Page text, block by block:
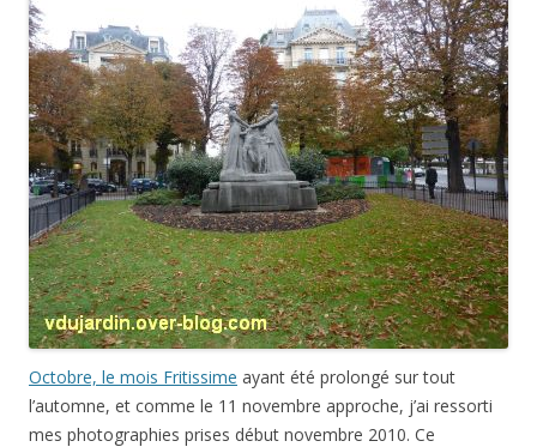
Octobre, le mois Fritissime ayant été prolongé sur tout
l’automne, et comme le 11 novembre approche, j’ai ressorti
mes photographies prises début novembre 2010. Ce